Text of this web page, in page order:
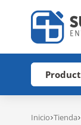
Inicio Tienda